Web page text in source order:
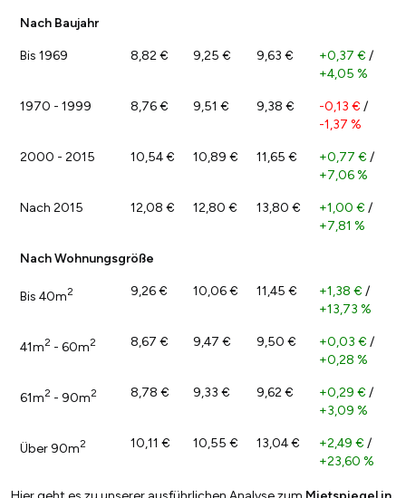
Nach Baujahr
Bis 1969 8,82 € 9,25 € 9,63 € +0,37 € /
+4,05 %
1970 - 1999 8,76 € 9,51 € 9,38 € -0,13 € /
-1,37 %
2000 - 2015 10,54 € 10,89 € 11,65 € +0,77 € /
+7,06 %
Nach 2015 12,08 € 12,80 € 13,80 € +1,00 € /
+7,81 %
Nach Wohnungsgröße
Bis 40m2 9,26 € 10,06 € 11,45 € +1,38 € /
+13,73 %
41m2 - 60m2 8,67 € 9,47 € 9,50 € +0,03 € /
+0,28 %
61m2 - 90m2 8,78 € 9,33 € 9,62 € +0,29 € /
+3,09 %
Über 90m2 10,11 € 10,55 € 13,04 € +2,49 € /
+23,60 %